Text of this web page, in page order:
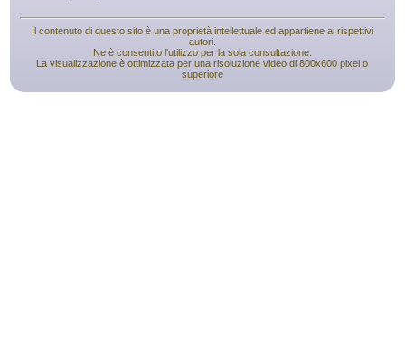
Il contenuto di questo sito è una proprietà intellettuale ed appartiene ai rispettivi
autori.
Ne è consentito l'utilizzo per la sola consultazione.
La visualizzazione è ottimizzata per una risoluzione video di 800x600 pixel o
superiore